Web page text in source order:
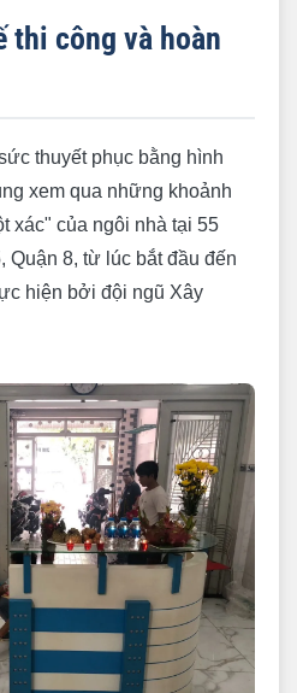
thi công và hoàn
thuyết phục bằng hình
xem qua những khoảnh
xác" của ngôi nhà tại 55
8, từ lúc bắt đầu đến
hiện bởi đội ngũ Xây